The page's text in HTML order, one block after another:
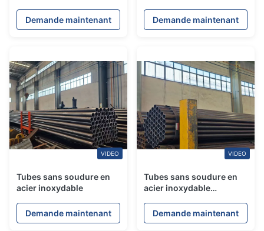
résistance élevée et
durable
Demande maintenant
Demande maintenant
VIDEO
Tubes sans soudure en
acier inoxydable
Demande maintenant
VIDEO
Tubes sans soudure en
acier inoxydable
pour l'industrie à basse
pression
Demande maintenant